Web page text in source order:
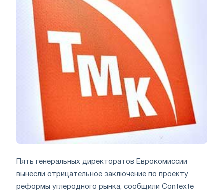
Пять генеральных директоратов Еврокомиссии
вынесли отрицательное заключение по проекту
реформы углеродного рынка, сообщили Contexte